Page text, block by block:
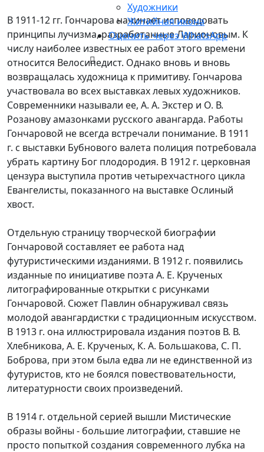
Художники
Житийная икона
Оценить через WhatsApp
В 1911-12 гг. Гончарова начинает исповедовать
принципы лучизма, разработанные Ларионовым. К
числу наиболее известных ее работ этого времени
относится Велосипедист. Однако вновь и вновь
возвращалась художница к примитиву. Гончарова
участвовала во всех выставках левых художников.
Современники называли ее, А. А. Экстер и О. В.
Розанову амазонками русского авангарда. Работы
Гончаровой не всегда встречали понимание. В 1911
г. с выставки Бубнового валета полиция потребовала
убрать картину Бог плодородия. В 1912 г. церковная
цензура выступила против четырехчастного цикла
Евангелисты, показанного на выставке Ослиный
хвост.
Отдельную страницу творческой биографии
Гончаровой составляет ее работа над
футуристическими изданиями. В 1912 г. появились
изданные по инициативе поэта А. Е. Крученых
литографированные открытки с рисунками
Гончаровой. Сюжет Павлин обнаруживал связь
молодой авангардистки с традиционным искусством.
В 1913 г. она иллюстрировала издания поэтов В. В.
Хлебникова, А. Е. Крученых, К. А. Большакова, С. П.
Боброва, при этом была едва ли не единственной из
футуристов, кто не боялся повествовательности,
литературности своих произведений.
В 1914 г. отдельной серией вышли Мистические
образы войны - большие литографии, ставшие не
просто попыткой создания современного лубка на